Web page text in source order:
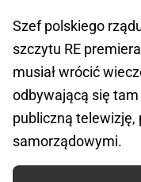
Szef polskiego
szczytu RE
musiał wrócić
odbywającą się
publiczną telewizję,
samorządowymi.